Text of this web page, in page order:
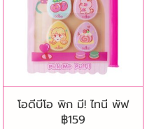
โอดีบีโอ พิก มี! ไทนี พัฟ
฿159